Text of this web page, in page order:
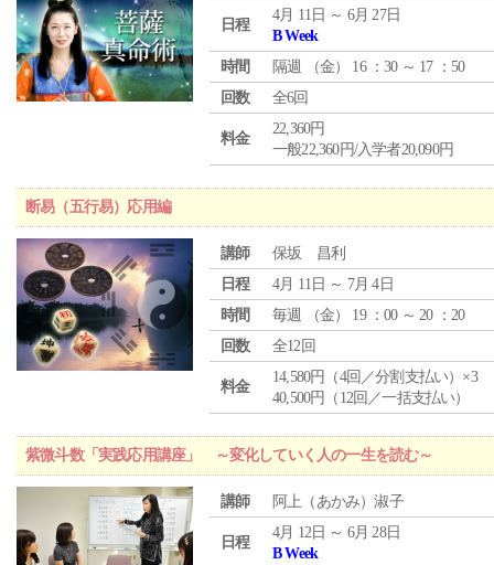
日程
4月 11日 ～ 6月 27日
B Week
時間
隔週 （金） 16 ：30 ～ 17 ：50
回数
全6回
料金
22,360円
一般22,360円/入学者20,090円
断易（五行易）応用編
講師
保坂 昌利
日程
4月 11日 ～ 7月 4日
時間
毎週 （金） 19 ：00 ～ 20 ：20
回数
全12回
料金
14,580円（4回／分割支払い）×3
40,500円（12回／一括支払い）
紫微斗数「実践応用講座」 ～変化していく人の一生を読む～
講師 阿上（あかみ）淑子
日程
4月 12日 ～ 6月 28日
B Week